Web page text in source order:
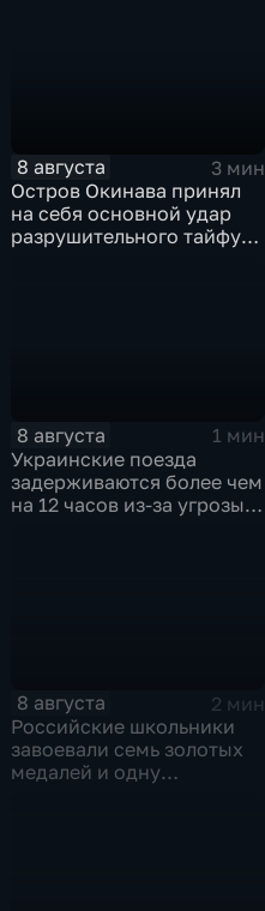
8 августа
3 мин
Остров Окинава принял
на себя основной удар
разрушительного тайфуна
8 августа
1 мин
Украинские поезда
задерживаются более чем
на 12 часов из-за угрозы
8 августа
2 мин
Российские школьники
завоевали семь золотых
медалей и одну